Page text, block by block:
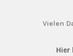
Vielen
Hier